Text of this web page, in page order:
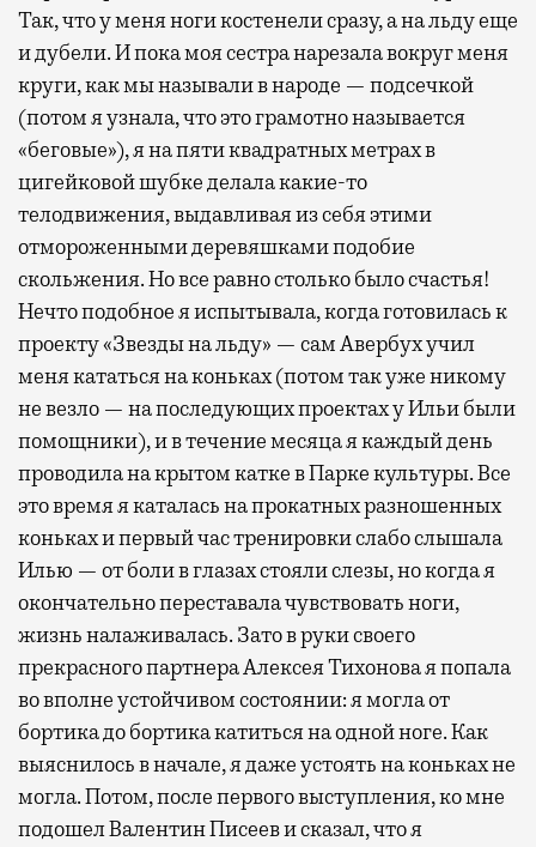
Так, что у меня ноги костенели сразу, а на льду еще
и дубели. И пока моя сестра нарезала вокруг меня
круги, как мы называли в народе — подсечкой
(потом я узнала, что это грамотно называется
«беговые»), я на пяти квадратных метрах в
цигейковой шубке делала какие-то
телодвижения, выдавливая из себя этими
отмороженными деревяшками подобие
скольжения. Но все равно столько было счастья!
Нечто подобное я испытывала, когда готовилась к
проекту «Звезды на льду» — сам Авербух учил
меня кататься на коньках (потом так уже никому
не везло — на последующих проектах у Ильи были
помощники), и в течение месяца я каждый день
проводила на крытом катке в Парке культуры. Все
это время я каталась на прокатных разношенных
коньках и первый час тренировки слабо слышала
Илью — от боли в глазах стояли слезы, но когда я
окончательно переставала чувствовать ноги,
жизнь налаживалась. Зато в руки своего
прекрасного партнера Алексея Тихонова я попала
во вполне устойчивом состоянии: я могла от
бортика до бортика катиться на одной ноге. Как
выяснилось в начале, я даже устоять на коньках не
могла. Потом, после первого выступления, ко мне
подошел Валентин Писеев и сказал, что я